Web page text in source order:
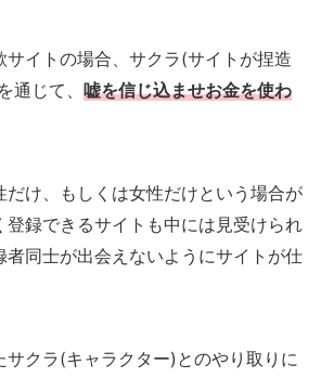
サイトの場合、サクラ(サイトが捏造
通じて、 嘘を信じ込ませお金を使わ
だけ、もしくは女性だけという場合が
登録できるサイトも中には見受けられ
者同士が出会えないようにサイトが仕
サクラ(キャラクター)とのやり取りに